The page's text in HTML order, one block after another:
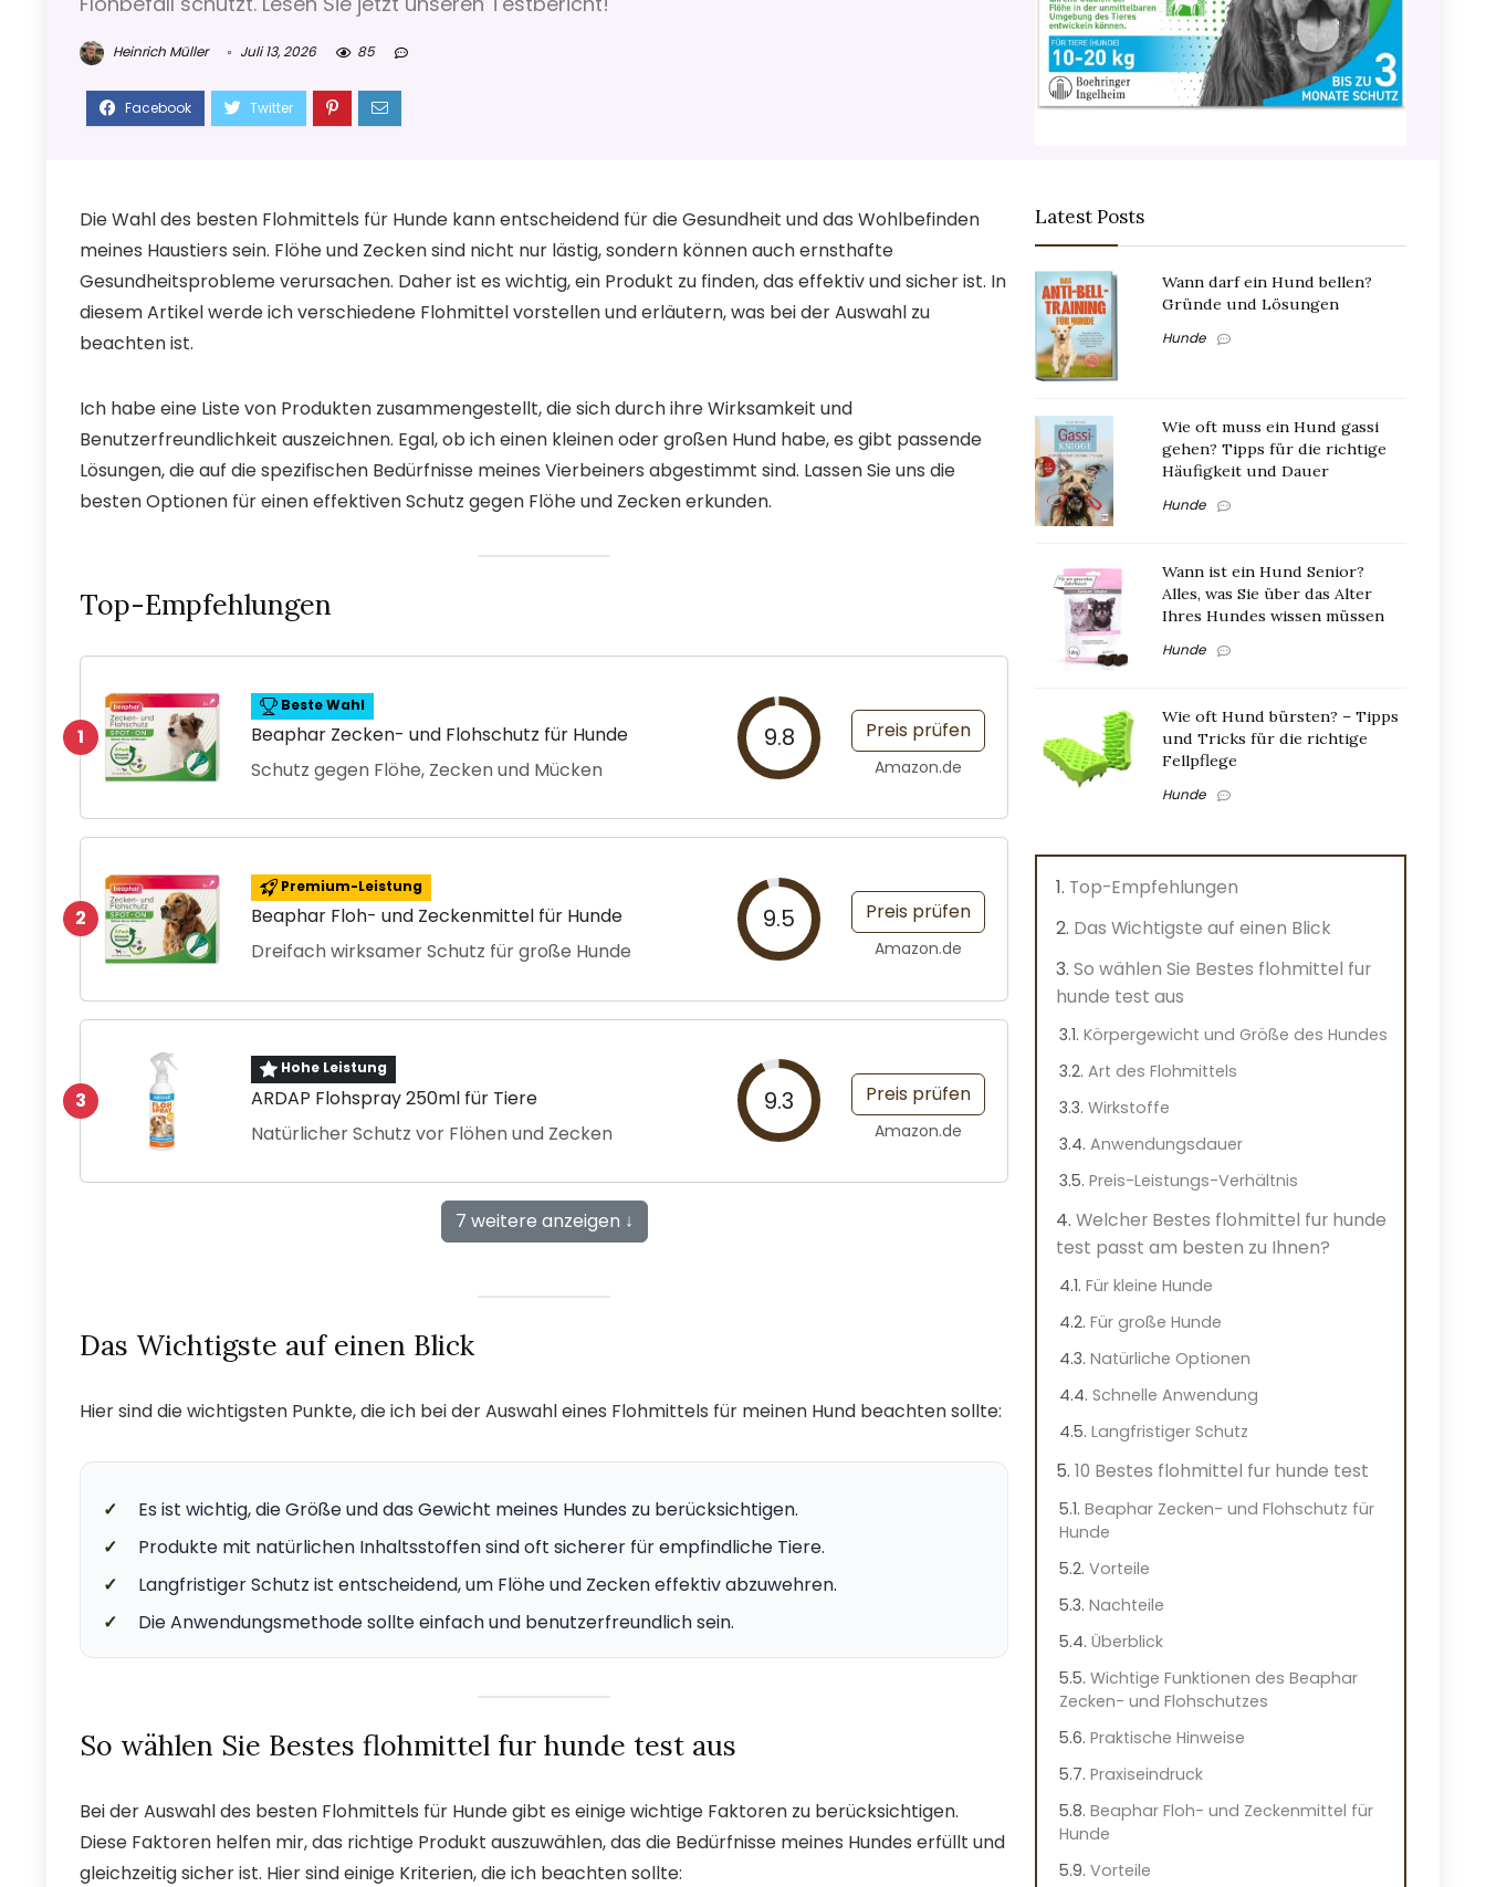
Heinrich Müller Juli 13, 2026 85
Die Wahl des besten Flohmittels für Hunde kann entscheidend für die Gesundheit und das Wohlbefinden
meines Haustiers sein. Flöhe und Zecken sind nicht nur lästig, sondern können auch ernsthafte
Gesundheitsprobleme verursachen. Daher ist es wichtig, ein Produkt zu finden, das effektiv und sicher ist. In
diesem Artikel werde ich verschiedene Flohmittel vorstellen und erläutern, was bei der Auswahl zu
beachten ist.
Ich habe eine Liste von Produkten zusammengestellt, die sich durch ihre Wirksamkeit und
Benutzerfreundlichkeit auszeichnen. Egal, ob ich einen kleinen oder großen Hund habe, es gibt passende
Lösungen, die auf die spezifischen Bedürfnisse meines Vierbeiners abgestimmt sind. Lassen Sie uns die
besten Optionen für einen effektiven Schutz gegen Flöhe und Zecken erkunden.
Top-Empfehlungen
1
Beste Wahl
Beaphar Zecken- und Flohschutz für Hunde
Schutz gegen Flöhe, Zecken und Mücken
9.8 Preis prüfen
Amazon.de
2
Premium-Leistung
Beaphar Floh- und Zeckenmittel für Hunde
Dreifach wirksamer Schutz für große Hunde
9.5 Preis prüfen
Amazon.de
3
Hohe Leistung
ARDAP Flohspray 250ml für Tiere
Natürlicher Schutz vor Flöhen und Zecken
9.3 Preis prüfen
Amazon.de
7 weitere anzeigen ↓
Das Wichtigste auf einen Blick
Hier sind die wichtigsten Punkte, die ich bei der Auswahl eines Flohmittels für meinen Hund beachten sollte:
✓
Es ist wichtig, die Größe und das Gewicht meines Hundes zu berücksichtigen.
✓
Produkte mit natürlichen Inhaltsstoffen sind oft sicherer für empfindliche Tiere.
✓
Langfristiger Schutz ist entscheidend, um Flöhe und Zecken effektiv abzuwehren.
✓
Die Anwendungsmethode sollte einfach und benutzerfreundlich sein.
So wählen Sie Bestes flohmittel fur hunde test aus
Bei der Auswahl des besten Flohmittels für Hunde gibt es einige wichtige Faktoren zu berücksichtigen.
Diese Faktoren helfen mir, das richtige Produkt auszuwählen, das die Bedürfnisse meines Hundes erfüllt und
gleichzeitig sicher ist. Hier sind einige Kriterien, die ich beachten sollte:
Latest Posts
Wann darf ein Hund bellen?
Gründe und Lösungen
Hunde
Wie oft muss ein Hund gassi
gehen? Tipps für die richtige
Häufigkeit und Dauer
Hunde
Wann ist ein Hund Senior?
Alles, was Sie über das Alter
Ihres Hundes wissen müssen
Hunde
Wie oft Hund bürsten? – Tipps
und Tricks für die richtige
Fellpflege
Hunde
Top-Empfehlungen
Das Wichtigste auf einen Blick
So wählen Sie Bestes flohmittel fur
hunde test aus
Körpergewicht und Größe des Hundes
Art des Flohmittels
Wirkstoffe
Anwendungsdauer
Preis-Leistungs-Verhältnis
Welcher Bestes flohmittel fur hunde
test passt am besten zu Ihnen?
Für kleine Hunde
Für große Hunde
Natürliche Optionen
Schnelle Anwendung
Langfristiger Schutz
10 Bestes flohmittel fur hunde test
Beaphar Zecken- und Flohschutz für
Hunde
Vorteile
Nachteile
Überblick
Wichtige Funktionen des Beaphar
Zecken- und Flohschutzes
Praktische Hinweise
Praxiseindruck
Beaphar Floh- und Zeckenmittel für
Hunde
Vorteile